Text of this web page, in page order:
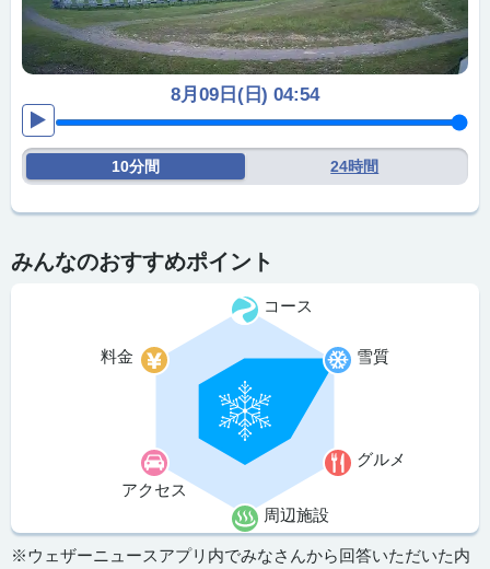
8月09日(日) 04:54
10分間 24時間
みんなのおすすめポイント
コース
周辺施設
雪質
アクセス
グルメ
料金
※ウェザーニュースアプリ内でみなさんから回答いただいた内